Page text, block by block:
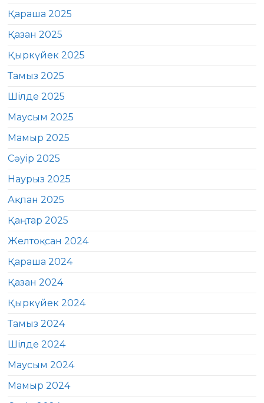
Қараша 2025
Қазан 2025
Қыркүйек 2025
Тамыз 2025
Шілде 2025
Маусым 2025
Мамыр 2025
Сәуір 2025
Наурыз 2025
Ақпан 2025
Қаңтар 2025
Желтоқсан 2024
Қараша 2024
Қазан 2024
Қыркүйек 2024
Тамыз 2024
Шілде 2024
Маусым 2024
Мамыр 2024